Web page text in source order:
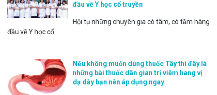
đầu về Y học cổ truyền
Hội tụ những chuyên gia có tâm, có tầm hàng
đầu về Y học cổ...
Nếu không muốn dùng thuốc Tây thì đây là
những bài thuốc dân gian trị viêm hang vị
dạ dày bạn nên áp dụng ngay